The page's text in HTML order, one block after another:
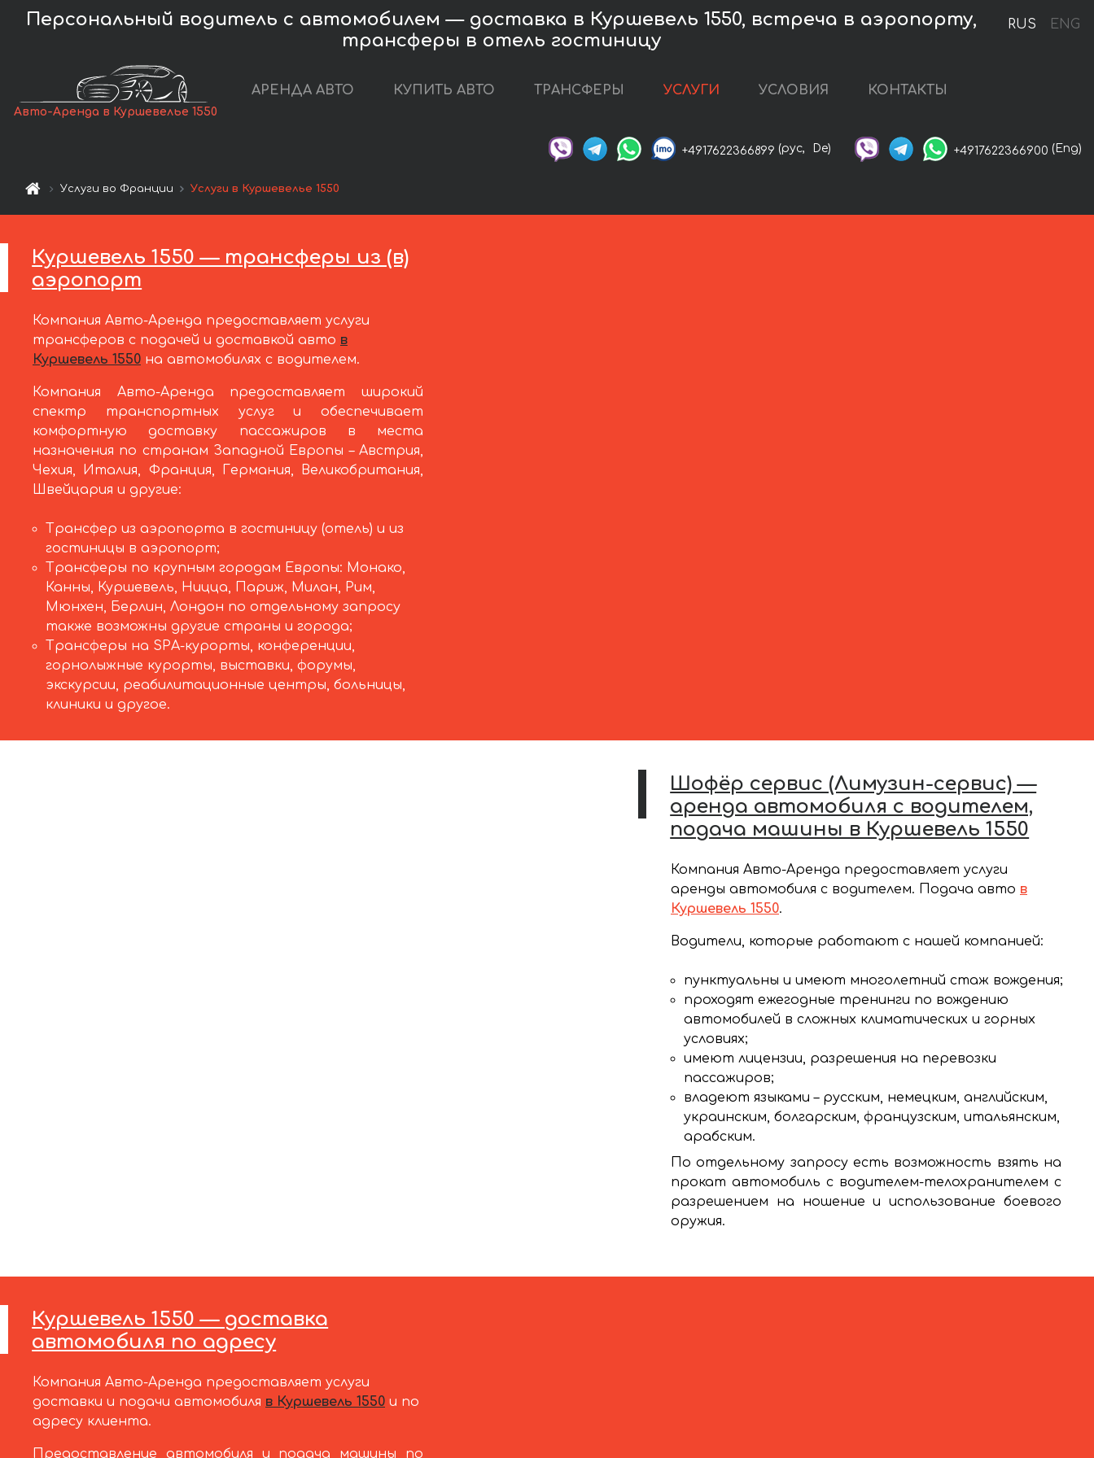
RUS ENG
Персональный водитель с автомобилем — доставка в Куршевель 1550, встреча в аэропорту,
трансферы в отель гостиницу
Авто-Аренда в Куршевелье 1550
АРЕНДА АВТО КУПИТЬ АВТО ТРАНСФЕРЫ УСЛУГИ УСЛОВИЯ КОНТАКТЫ
+4917622366899 (рус, De) +4917622366900 (Eng)
Услуги во Франции Услуги в Куршевелье 1550
Куршевель 1550 — трансферы из (в)
аэропорт
Компания Авто-Аренда предоставляет услуги
трансферов с подачей и доставкой авто в
Куршевель 1550 на автомобилях с водителем.
Компания Авто-Аренда предоставляет широкий
спектр транспортных услуг и обеспечивает
комфортную доставку пассажиров в места
назначения по странам Западной Европы – Австрия,
Чехия, Италия, Франция, Германия, Великобритания,
Швейцария и другие:
Трансфер из аэропорта в гостиницу (отель) и из
гостиницы в аэропорт;
Трансферы по крупным городам Европы: Монако,
Канны, Куршевель, Ницца, Париж, Милан, Рим,
Мюнхен, Берлин, Лондон по отдельному запросу
также возможны другие страны и города;
Трансферы на SPA-курорты, конференции,
горнолыжные курорты, выставки, форумы,
экскурсии, реабилитационные центры, больницы,
клиники и другое.
Шофёр сервис (Лимузин-сервис) —
аренда автомобиля с водителем,
подача машины в Куршевель 1550
Компания Авто-Аренда предоставляет услуги
аренды автомобиля с водителем. Подача авто в
Куршевель 1550.
Водители, которые работают с нашей компанией:
пунктуальны и имеют многолетний стаж вождения;
проходят ежегодные тренинги по вождению
автомобилей в сложных климатических и горных
условиях;
имеют лицензии, разрешения на перевозки
пассажиров;
владеют языками – русским, немецким, английским,
украинским, болгарским, французским, итальянским,
арабским.
По отдельному запросу есть возможность взять на
прокат автомобиль с водителем-телохранителем с
разрешением на ношение и использование боевого
оружия.
Куршевель 1550 — доставка
автомобиля по адресу
Компания Авто-Аренда предоставляет услуги
доставки и подачи автомобиля в Куршевель 1550 и по
адресу клиента.
Предоставление автомобиля и подача машины по